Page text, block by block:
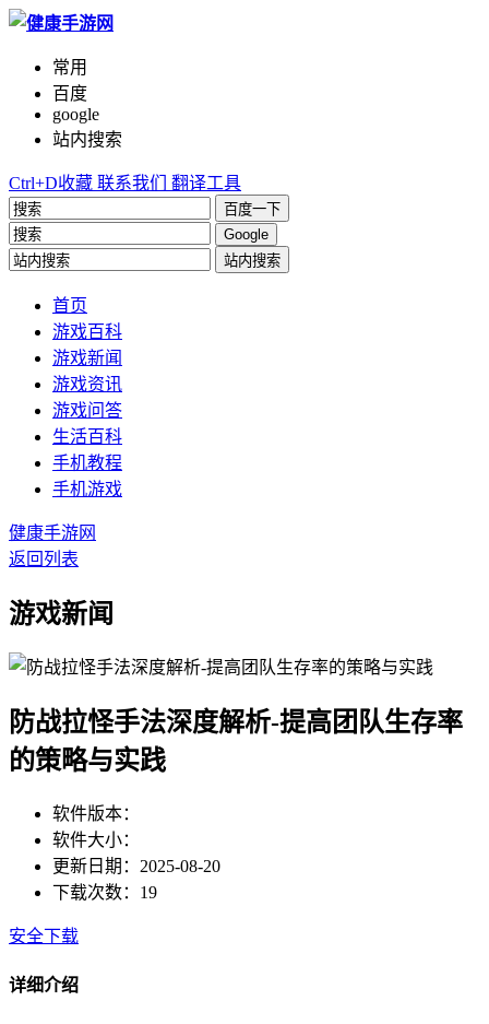
常用
百度
google
站内搜索
Ctrl+D收藏 联系我们 翻译工具
百度一下
Google
站内搜索
首页
游戏百科
游戏新闻
游戏资讯
游戏问答
生活百科
手机教程
手机游戏
健康手游网
返回列表
游戏新闻
防战拉怪手法深度解析-提高团队生存率
的策略与实践
软件版本：
软件大小：
更新日期：2025-08-20
下载次数：19
安全下载
详细介绍